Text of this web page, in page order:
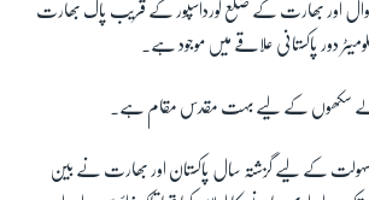
اور بھارت کے ضلع گورداسپور کے قریب پاک بھارت
دور پاکستانی علاقے میں موجود ہے۔
والے سکھوں کے لیے بہت مقدس مقام ہے۔
کے لیے گزشتہ سال پاکستان اور بھارت نے بین